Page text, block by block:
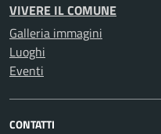
VIVERE IL COMUNE
Galleria immagini
Luoghi
Eventi
CONTATTI